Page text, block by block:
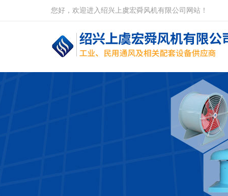
您好，欢迎进入绍兴上虞宏舜风机有限公司网站！